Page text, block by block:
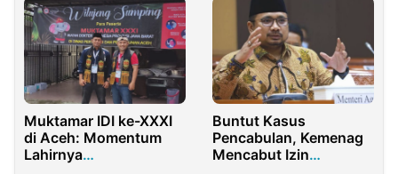
Muktamar IDI ke-XXXI
di Aceh: Momentum
Lahirnya
Buntut Kasus
Pencabulan, Kemenag
Mencabut Izin